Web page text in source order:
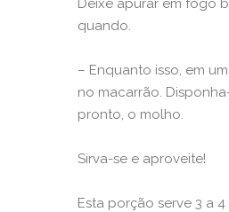
Deixe apurar em fogo
quando.
– Enquanto isso, em
no macarrão.
pronto, o molho.
Sirva-se e aproveite!
Esta porção serve 3 a 4